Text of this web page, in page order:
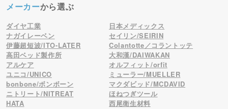
メーカーから選ぶ
ダイヤ工業
日本メディックス
ナガイレーベン
セイリン/SEIRIN
伊藤超短波/ITO-LATER
Colantotte／コラントッテ
高田ベッド製作所
大和漢/DAIWAKAN
アルケア
オルフィット/orfit
ユニコ/UNICO
ミューラー/MUELLER
bonbone/ボンボーン
マクダビッド/MCDAVID
ニトリート/NITREAT
ほねつぎツール
HATA
西尾衛生材料